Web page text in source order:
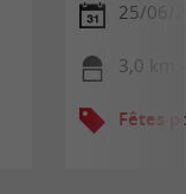
25/06/
3,0 km
Fêtes